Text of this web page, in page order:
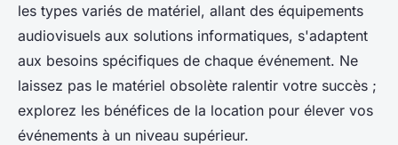
les types variés de matériel, allant des équipements
audiovisuels aux solutions informatiques, s'adaptent
aux besoins spécifiques de chaque événement. Ne
laissez pas le matériel obsolète ralentir votre succès ;
explorez les bénéfices de la location pour élever vos
événements à un niveau supérieur.